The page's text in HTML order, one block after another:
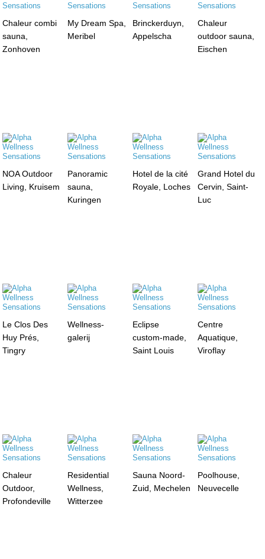
Chaleur combi
sauna,
Zonhoven
My Dream Spa,
Meribel
Brinckerduyn,
Appelscha
Chaleur
outdoor sauna,
Eischen
NOA Outdoor
Living, Kruisem
Panoramic
sauna,
Kuringen
Hotel de la cité
Royale, Loches
Grand Hotel du
Cervin, Saint-
Luc
Le Clos Des
Huy Prés,
Tingry
Wellness-
galerij
Eclipse
custom-made,
Saint Louis
Centre
Aquatique,
Viroflay
Chaleur
Outdoor,
Profondeville
Residential
Wellness,
Witterzee
Sauna Noord-
Zuid, Mechelen
Poolhouse,
Neuvecelle